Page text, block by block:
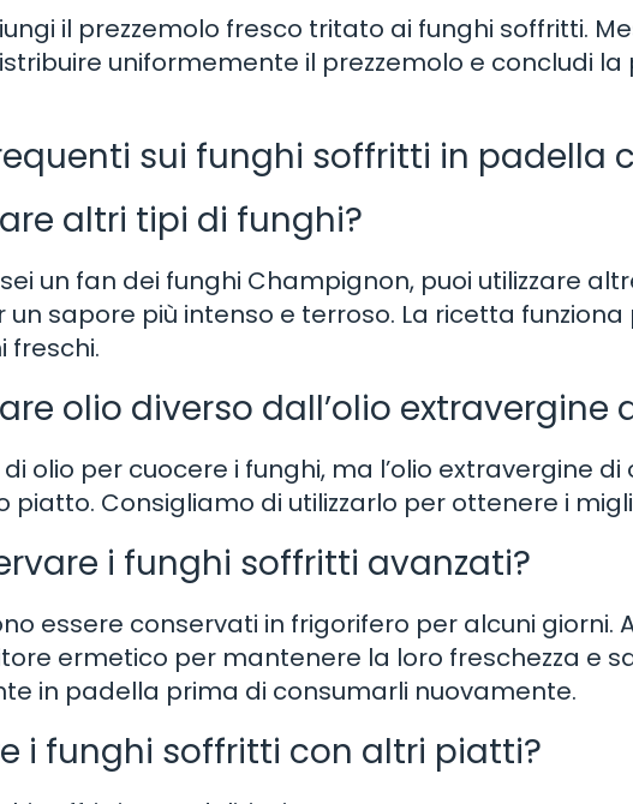
il prezzemolo fresco tritato ai funghi soffritti.
uniformemente il prezzemolo e concludi la
sui funghi soffritti in padella
altri tipi di funghi?
un fan dei funghi Champignon, puoi utilizzare
un sapore più intenso e terroso. La ricetta
freschi.
olio diverso dall’olio extravergine
di olio per cuocere i funghi, ma l’olio extravergine
piatto. Consigliamo di utilizzarlo per ottenere i
i funghi soffritti avanzati?
essere conservati in frigorifero per alcuni giorni.
ermetico per mantenere la loro freschezza e
in padella prima di consumarli nuovamente.
i funghi soffritti con altri piatti?